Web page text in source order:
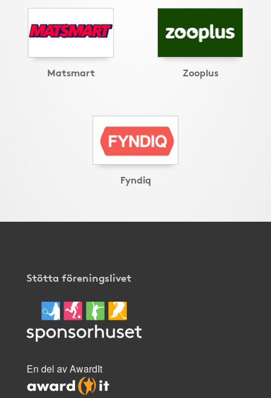
Matsmart Zooplus
Fyndiq
Stötta föreningslivet
En del av AwardIt